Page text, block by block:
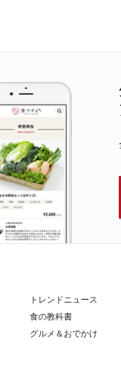
トレンドニュース
食の教科書
グルメ＆おでかけ